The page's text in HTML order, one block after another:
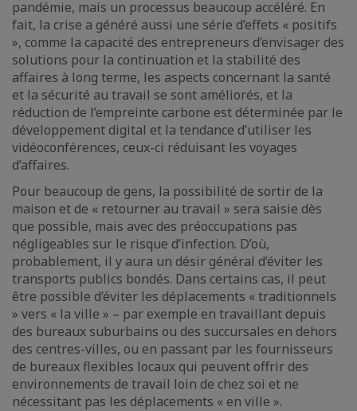
pandémie, mais un processus beaucoup accéléré. En
fait, la crise a généré aussi une série d’effets « positifs
», comme la capacité des entrepreneurs d’envisager des
solutions pour la continuation et la stabilité des
affaires à long terme, les aspects concernant la santé
et la sécurité au travail se sont améliorés, et la
réduction de l’empreinte carbone est déterminée par le
développement digital et la tendance d’utiliser les
vidéoconférences, ceux-ci réduisant les voyages
d’affaires.
Pour beaucoup de gens, la possibilité de sortir de la
maison et de « retourner au travail » sera saisie dès
que possible, mais avec des préoccupations pas
négligeables sur le risque d’infection. D’où,
probablement, il y aura un désir général d’éviter les
transports publics bondés. Dans certains cas, il peut
être possible d’éviter les déplacements « traditionnels
» vers « la ville » – par exemple en travaillant depuis
des bureaux suburbains ou des succursales en dehors
des centres-villes, ou en passant par les fournisseurs
de bureaux flexibles locaux qui peuvent offrir des
environnements de travail loin de chez soi et ne
nécessitant pas les déplacements « en ville ».